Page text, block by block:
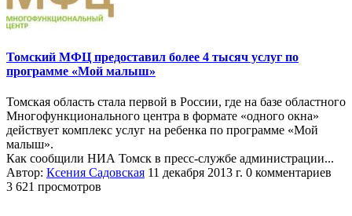
Томский МФЦ предоставил более 4 тысяч услуг по
программе «Мой малыш»
Томская область стала первой в России, где на базе областного
Многофункционального центра в формате «одного окна»
действует комплекс услуг на ребенка по программе «Мой
малыш».
Как сообщили НИА Томск в пресс-службе администрации...
Автор: Ксения Садовская 11 декабря 2013 г. 0 комментариев
3 621 просмотров